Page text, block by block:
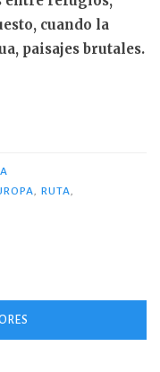
cuando la
paisajes brutales.
, RUTA,